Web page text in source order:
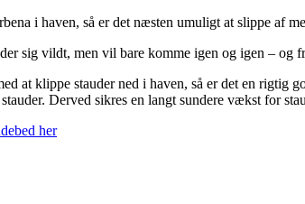
i haven, så er det næsten umuligt at slippe af
sig vildt, men vil bare komme igen og igen – og
at klippe stauder ned i haven, så er det en
Derved sikres en langt sundere vækst for
her